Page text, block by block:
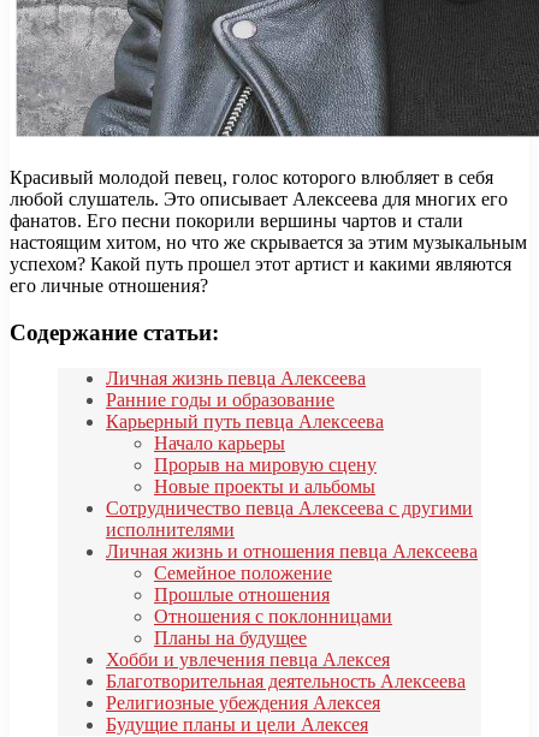
Красивый молодой певец, голос которого влюбляет в себя
любой слушатель. Это описывает Алексеева для многих его
фанатов. Его песни покорили вершины чартов и стали
настоящим хитом, но что же скрывается за этим музыкальным
успехом? Какой путь прошел этот артист и какими являются
его личные отношения?
Содержание статьи:
Личная жизнь певца Алексеева
Ранние годы и образование
Карьерный путь певца Алексеева
Начало карьеры
Прорыв на мировую сцену
Новые проекты и альбомы
Сотрудничество певца Алексеева с другими
исполнителями
Личная жизнь и отношения певца Алексеева
Семейное положение
Прошлые отношения
Отношения с поклонницами
Планы на будущее
Хобби и увлечения певца Алексея
Благотворительная деятельность Алексеева
Религиозные убеждения Алексея
Будущие планы и цели Алексея